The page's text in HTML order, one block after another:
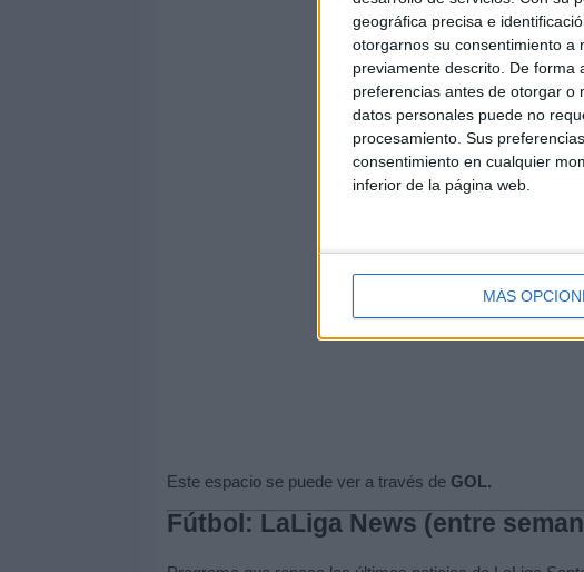
geográfica precisa e
otorgarnos su consentimiento a
previamente descrito. De forma
preferencias antes de otorgar o
datos personales puede no
procesamiento. Sus
consentimiento en cualquier
inferior de la página web.
MÁS
Este espacio se puede ver a través de GOL.
Fútbol: LaLiga News (entre